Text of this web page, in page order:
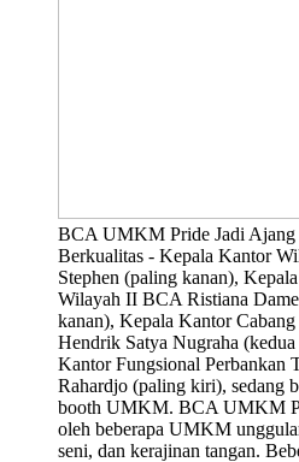
BCA UMKM Pride Jadi Ajang
Berkualitas - Kepala Kantor
Stephen (paling kanan),
Wilayah II BCA Ristiana
kanan), Kepala Kantor
Hendrik Satya Nugraha
Kantor Fungsional Perbankan
Rahardjo (paling kiri), sedang
booth UMKM. BCA UMKM
oleh beberapa UMKM
seni, dan kerajinan tangan.